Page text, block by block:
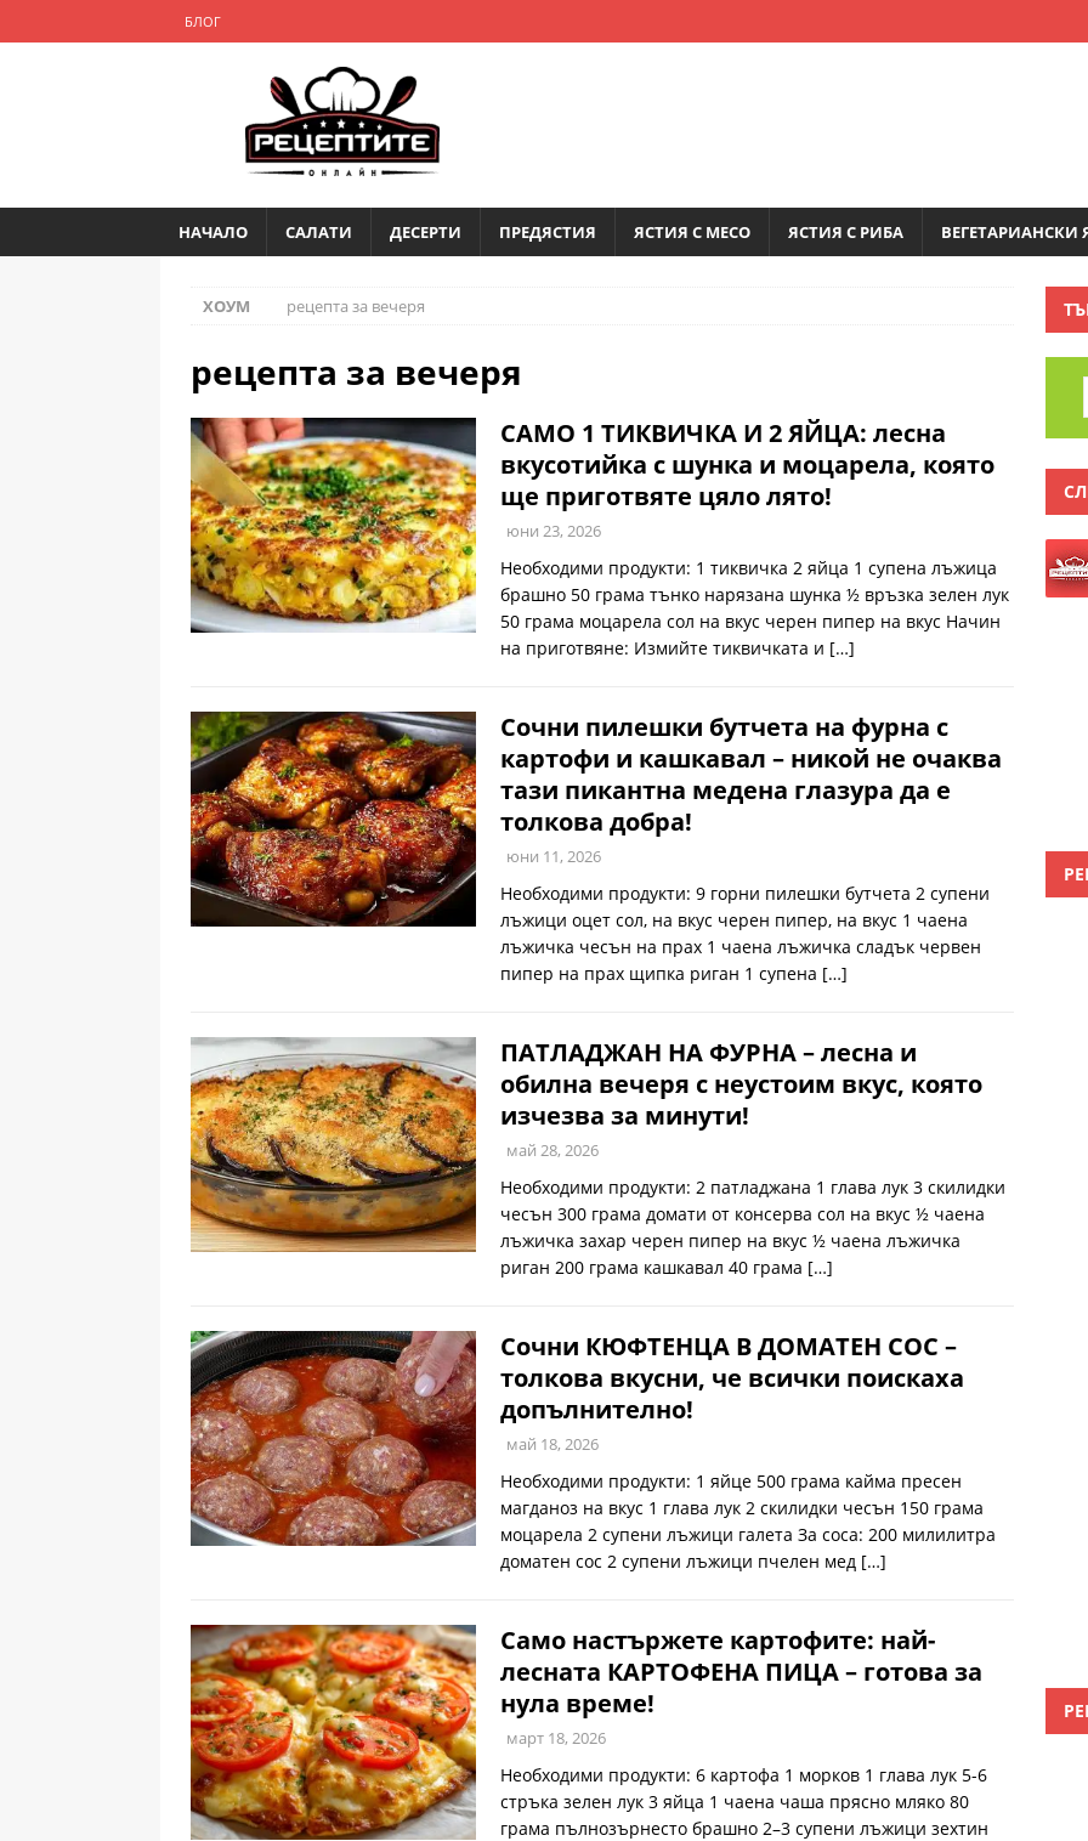
БЛОГ
НАЧАЛО САЛАТИ ДЕСЕРТИ ПРЕДЯСТИЯ ЯСТИЯ С МЕСО ЯСТИЯ С РИБА ВЕГЕТАРИАНСКИ
ХОУМ рецепта за вечеря
рецепта за вечеря
САМО 1 ТИКВИЧКА И 2 ЯЙЦА: лесна
вкусотийка с шунка и моцарела, която
ще приготвяте цяло лято!
юни 23, 2026
Необходими продукти: 1 тиквичка 2 яйца 1 супена лъжица
брашно 50 грама тънко нарязана шунка ½ връзка зелен лук
50 грама моцарела сол на вкус черен пипер на вкус Начин
на приготвяне: Измийте тиквичката и […]
Сочни пилешки бутчета на фурна с
картофи и кашкавал – никой не очаква
тази пикантна медена глазура да е
толкова добра!
юни 11, 2026
Необходими продукти: 9 горни пилешки бутчета 2 супени
лъжици оцет сол, на вкус черен пипер, на вкус 1 чаена
лъжичка чесън на прах 1 чаена лъжичка сладък червен
пипер на прах щипка риган 1 супена […]
ПАТЛАДЖАН НА ФУРНА – лесна и
обилна вечеря с неустоим вкус, която
изчезва за минути!
май 28, 2026
Необходими продукти: 2 патладжана 1 глава лук 3 скилидки
чесън 300 грама домати от консерва сол на вкус ½ чаена
лъжичка захар черен пипер на вкус ½ чаена лъжичка
риган 200 грама кашкавал 40 грама […]
Сочни КЮФТЕНЦА В ДОМАТЕН СОС –
толкова вкусни, че всички поискаха
допълнително!
май 18, 2026
Необходими продукти: 1 яйце 500 грама кайма пресен
магданоз на вкус 1 глава лук 2 скилидки чесън 150 грама
моцарела 2 супени лъжици галета За соса: 200 милилитра
доматен сос 2 супени лъжици пчелен мед […]
Само настържете картофите: най-
лесната КАРТОФЕНА ПИЦА – готова за
нула време!
март 18, 2026
Необходими продукти: 6 картофа 1 морков 1 глава лук 5-6
стръка зелен лук 3 яйца 1 чаена чаша прясно мляко 80
грама пълнозърнесто брашно 2–3 супени лъжици зехтин